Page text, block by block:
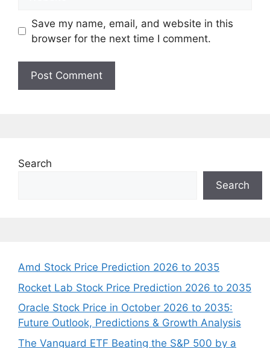
Save my name, email, and website in this
browser for the next time I comment.
Search
Search
Amd Stock Price Prediction 2026 to 2035
Rocket Lab Stock Price Prediction 2026 to 2035
Oracle Stock Price in October 2026 to 2035:
Future Outlook, Predictions & Growth Analysis
The Vanguard ETF Beating the S&P 500 by a